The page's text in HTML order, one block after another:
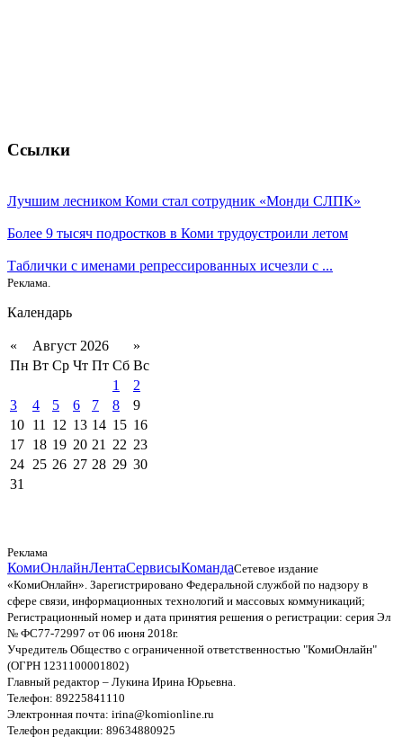
Ссылки
Лучшим лесником Коми стал сотрудник «Монди СЛПК»
Более 9 тысяч подростков в Коми трудоустроили летом
Таблички с именами репрессированных исчезли с ...
Реклама.
Календарь
« Август 2026
»
Пн Вт Ср Чт Пт Сб Вс
1
2
3
4 5 6 7 8
9
10 11 12 13 14 15 16
17 18 19 20 21 22 23
24 25 26 27 28 29 30
31
Реклама
КомиОнлайнЛентаСервисыКомандаСетевое издание
«КомиОнлайн». Зарегистрировано Федеральной службой по надзору в
сфере связи, информационных технологий и массовых коммуникаций;
Регистрационный номер и дата принятия решения о регистрации: серия Эл
№ ФС77-72997 от 06 июня 2018г.
Учредитель Общество с ограниченной ответственностью "КомиОнлайн"
(ОГРН 1231100001802)
Главный редактор – Лукина Ирина Юрьевна.
Телефон: 89225841110
Электронная почта: irina@komionline.ru
Телефон редакции: 89634880925